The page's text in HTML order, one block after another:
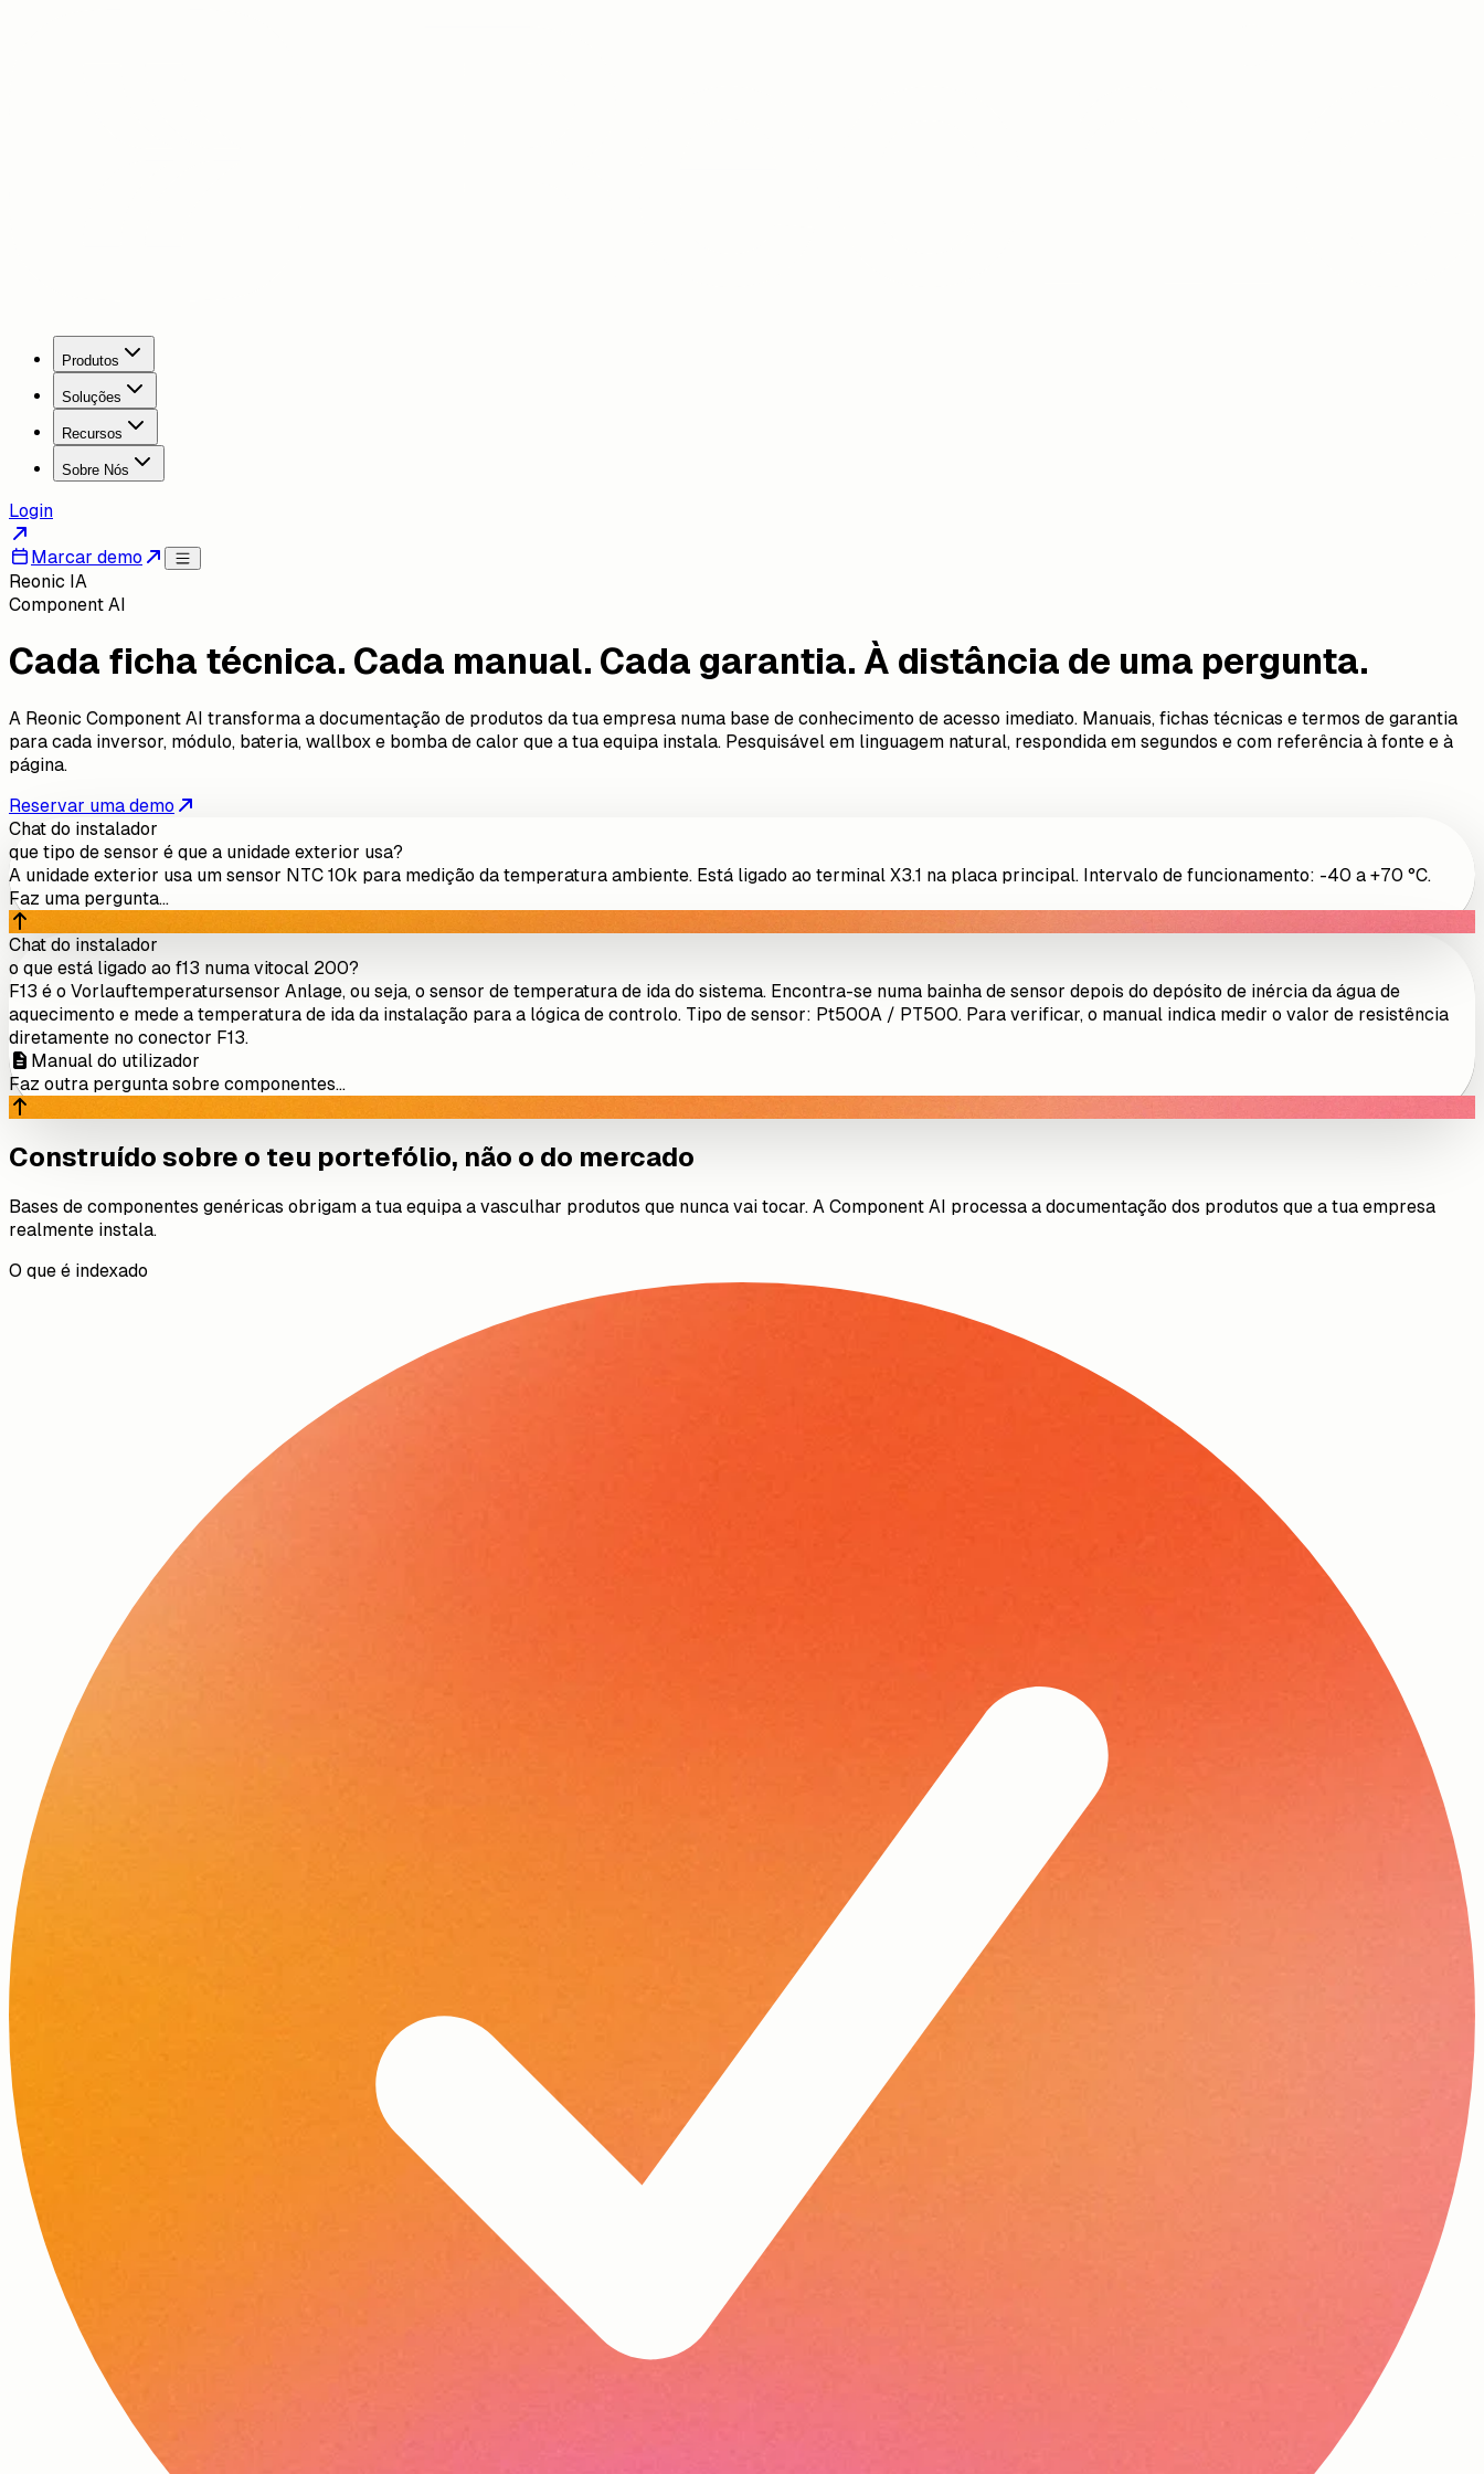
Produtos
Soluções
Recursos
Sobre Nós
Login
Marcar demo
Reonic IA
Component AI
Cada ficha técnica. Cada manual. Cada garantia. À distância de uma pergunta.
A Reonic Component AI transforma a documentação de produtos da tua empresa numa base de conhecimento de acesso imediato. Manuais, fichas técnicas e termos de garantia
para cada inversor, módulo, bateria, wallbox e bomba de calor que a tua equipa instala. Pesquisável em linguagem natural, respondida em segundos e com referência à fonte e à
página.
Reservar uma demo
Chat do instalador
que tipo de sensor é que a unidade exterior usa?
A unidade exterior usa um sensor NTC 10k para medição da temperatura ambiente. Está ligado ao terminal X3.1 na placa principal. Intervalo de funcionamento: -40 a +70 °C.
Faz uma pergunta...
Chat do instalador
o que está ligado ao f13 numa vitocal 200?
F13 é o Vorlauftemperatursensor Anlage, ou seja, o sensor de temperatura de ida do sistema. Encontra-se numa bainha de sensor depois do depósito de inércia da água de
aquecimento e mede a temperatura de ida da instalação para a lógica de controlo. Tipo de sensor: Pt500A / PT500. Para verificar, o manual indica medir o valor de resistência
diretamente no conector F13.
Manual do utilizador
Faz outra pergunta sobre componentes...
Construído sobre o teu portefólio, não o do mercado
Bases de componentes genéricas obrigam a tua equipa a vasculhar produtos que nunca vai tocar. A Component AI processa a documentação dos produtos que a tua empresa
realmente instala.
O que é indexado